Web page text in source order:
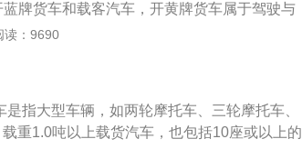
要注意，必须要驾驶跟自己所持有驾驶证相
牌货车和载客汽车，开黄牌货车属于驾驶与
驶，罚款并扣12分。c1驾驶证的准驾车型：
车和驾驶与驾驶证载明的准驾车型不符的机
读：9690
指大型车辆，如两轮摩托车、三轮摩托车、
重1.0吨以上载货汽车，也包括10座或以上的